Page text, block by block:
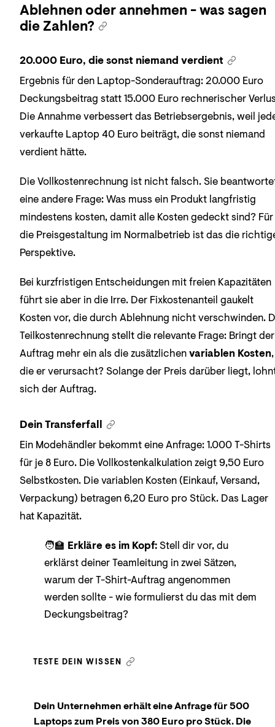
Ablehnen oder annehmen - was sagen
die Zahlen?
20.000 Euro, die sonst niemand verdient
Ergebnis für den Laptop-Sonderauftrag: 20.000 Euro
Deckungsbeitrag statt 15.000 Euro rechnerischer
Die Annahme verbessert das Betriebsergebnis, weil
verkaufte Laptop 40 Euro beiträgt, die sonst niemand
verdient hätte.
Die Vollkostenrechnung ist nicht falsch. Sie
eine andere Frage: Was muss ein Produkt langfristig
mindestens kosten, damit alle Kosten gedeckt sind? Für
die Preisgestaltung im Normalbetrieb ist das die
Perspektive.
Bei kurzfristigen Entscheidungen mit freien Kapazitäten
führt sie aber in die Irre. Der Fixkostenanteil gaukelt
Kosten vor, die durch Ablehnung nicht verschwinden.
Teilkostenrechnung stellt die relevante Frage: Bringt der
Auftrag mehr ein als die zusätzlichenvariablen Kosten,
die er verursacht? Solange der Preis darüber liegt,
sich der Auftrag.
Dein Transferfall
Ein Modehändler bekommt eine Anfrage: 1.000 T-Shirts
für je 8 Euro. Die Vollkostenkalkulation zeigt 9,50 Euro
Selbstkosten. Die variablen Kosten (Einkauf, Versand,
Verpackung) betragen 6,20 Euro pro Stück. Das Lager
hat Kapazität.
🧑‍🏫 Erkläre es im Kopf:Stell dir vor, du
erklärst deiner Teamleitung in zwei Sätzen,
warum der T-Shirt-Auftrag angenommen
werden sollte - wie formulierst du das mit dem
Deckungsbeitrag?
TESTE DEIN WISSEN
Dein Unternehmen erhält eine Anfrage für 500
Laptops zum Preis von 380 Euro pro Stück. Die